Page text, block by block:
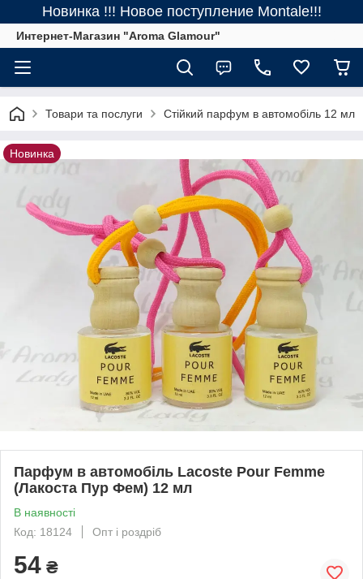
Новинка !!! Новое поступление Montale!!!
Интернет-Магазин "Aroma Glamour"
Товари та послуги Стійкий парфум в автомобіль 12 мл
Новинка
Парфум в автомобіль Lacoste Pour Femme
(Лакоста Пур Фем) 12 мл
В наявності
Код: 18124
Опт і роздріб
54 ₴